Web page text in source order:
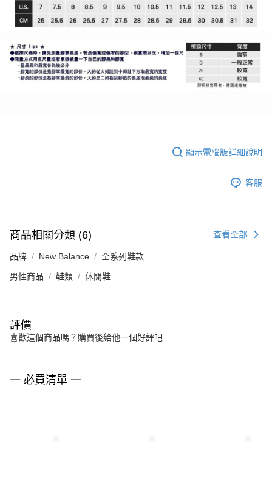
顯示電腦版詳細說明
客服
商品相關分類 (6) 查看全部
品牌 New Balance 全系列鞋款
男性商品 鞋類 休閒鞋
評價
喜歡這個商品嗎？購買後給他一個好評吧
一 必買清單 一